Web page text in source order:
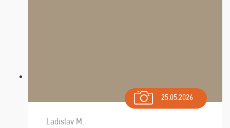
25.05.2026
Ladislav M.